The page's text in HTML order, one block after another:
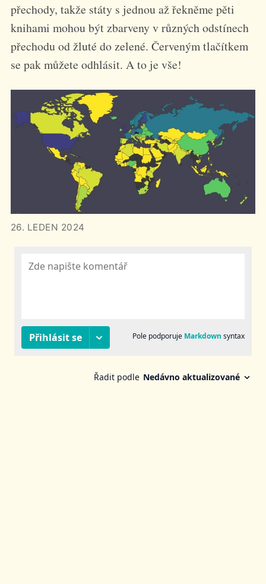
přechody, takže státy s jednou až řekněme pěti
knihami mohou být zbarveny v různých odstínech
přechodu od žluté do zelené. Červeným tlačítkem
se pak můžete odhlásit. A to je vše!
26. LEDEN 2024